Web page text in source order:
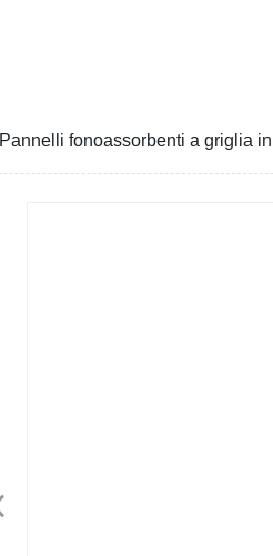
Pannelli fonoassorbenti a griglia